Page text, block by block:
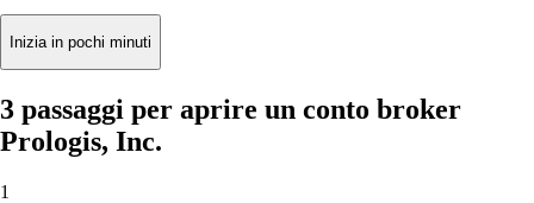
Inizia in pochi minuti
3 passaggi per aprire un conto broker
Prologis, Inc.
1